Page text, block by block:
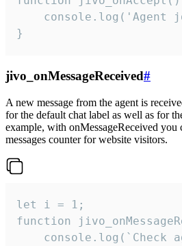
}
jivo_onMessageReceived#
A new message from the agent is
for the default chat label as well as for
example, with onMessageReceived you
messages counter for website visitors.
let i = 1;
function